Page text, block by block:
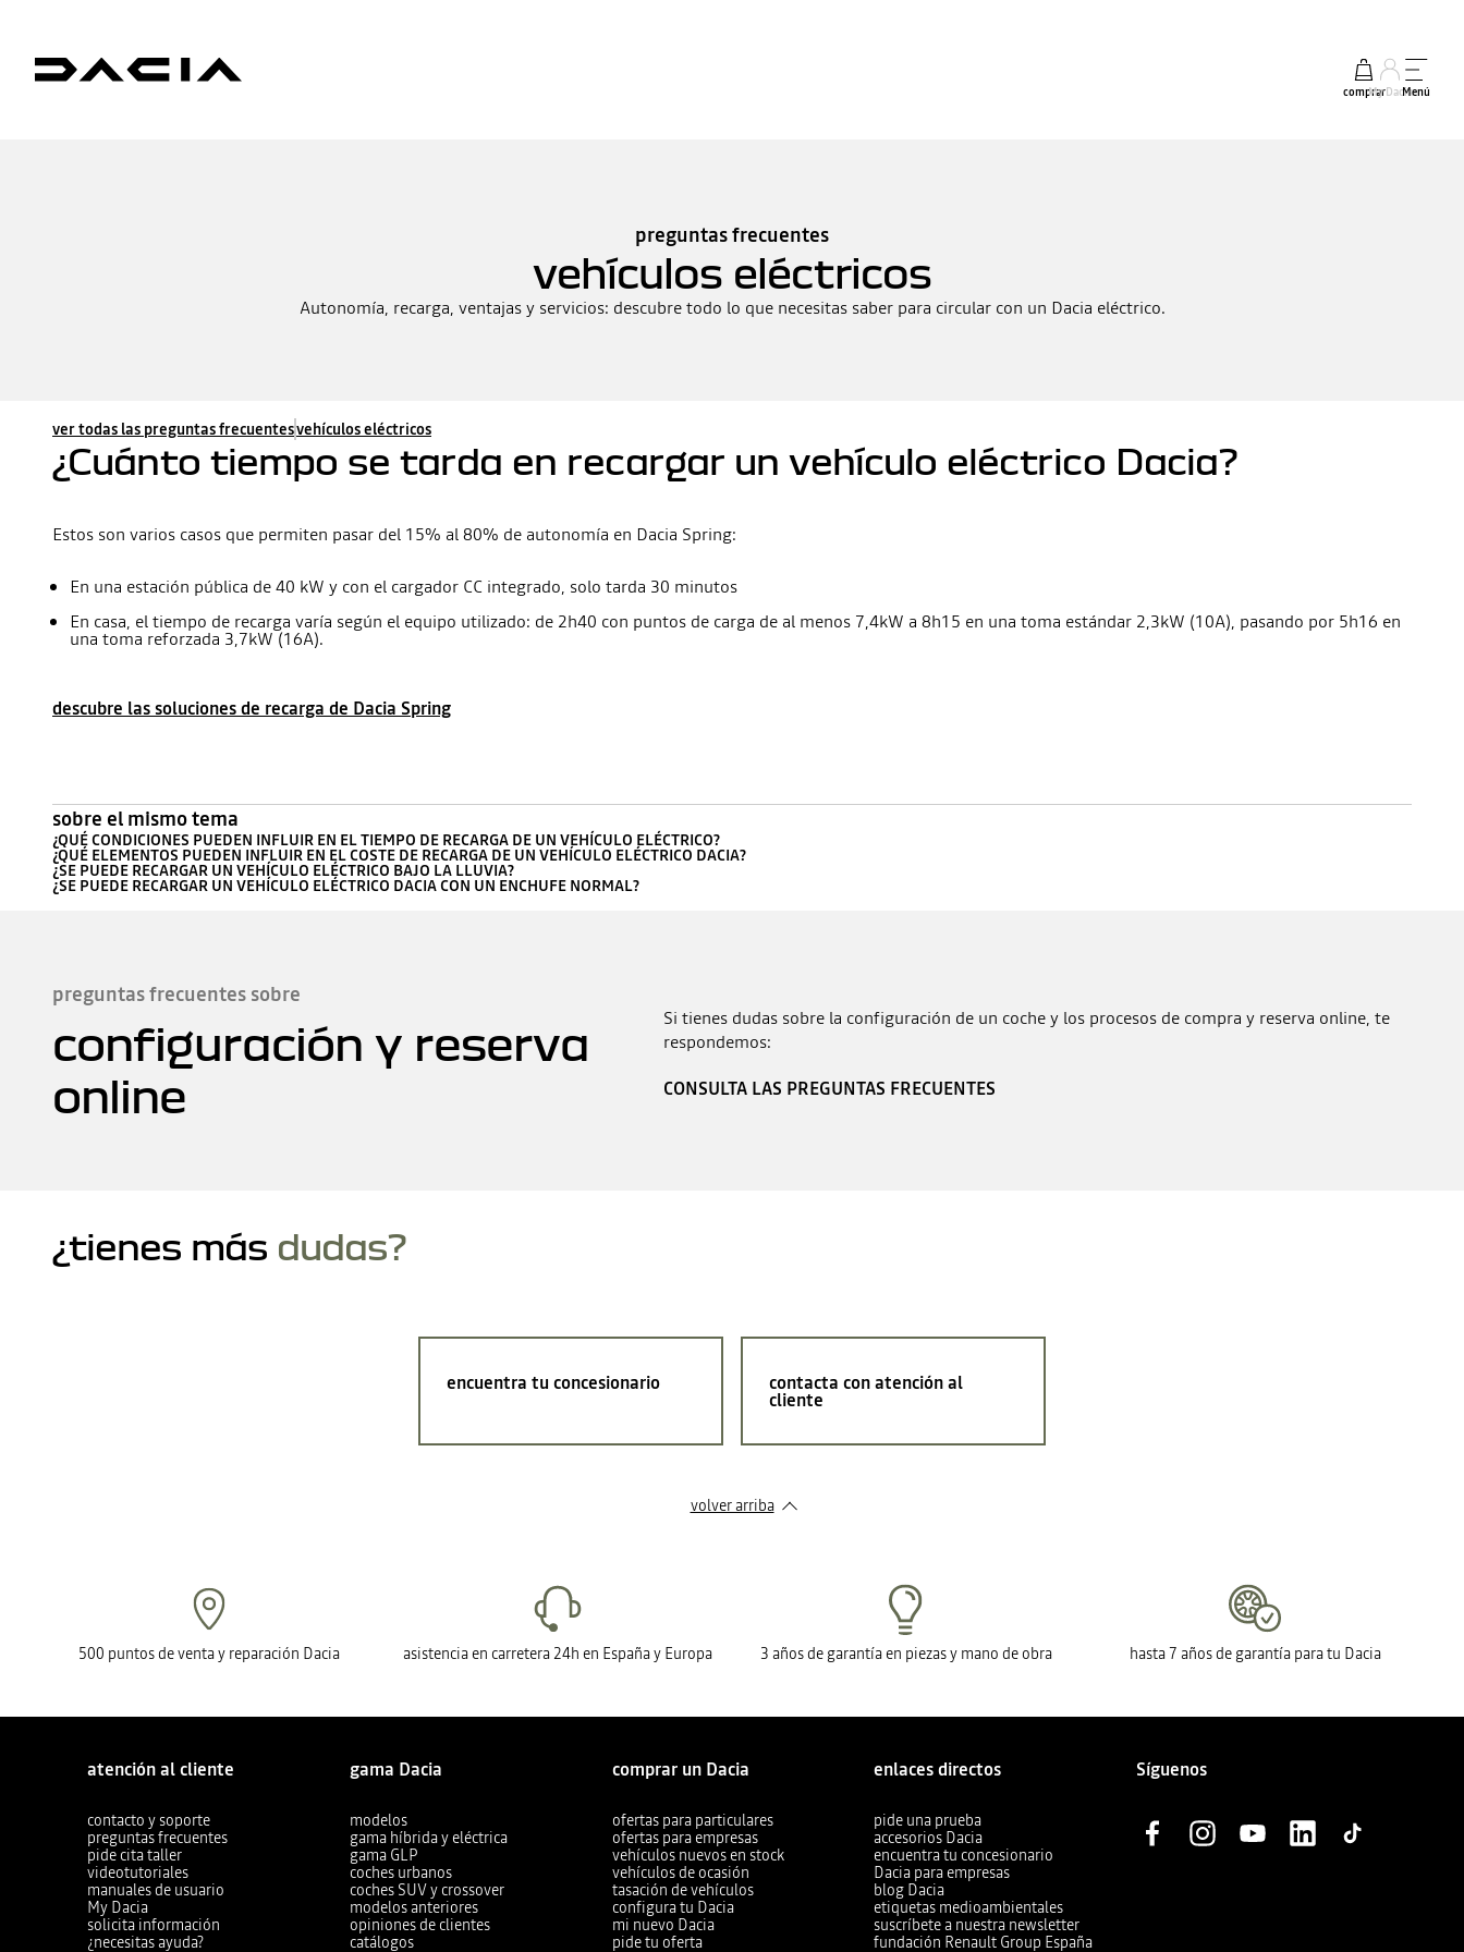
comprarMy DaciaMenú
preguntas frecuentes
vehículos eléctricos
Autonomía, recarga, ventajas y servicios: descubre todo lo que necesitas saber para circular con un Dacia eléctrico.
ver todas las preguntas frecuentesvehículos eléctricos
¿Cuánto tiempo se tarda en recargar un vehículo eléctrico Dacia?
Estos son varios casos que permiten pasar del 15% al 80% de autonomía en Dacia Spring:
En una estación pública de 40 kW y con el cargador CC integrado, solo tarda 30 minutos
En casa, el tiempo de recarga varía según el equipo utilizado: de 2h40 con puntos de carga de al menos 7,4kW a 8h15 en una toma estándar 2,3kW (10A), pasando por 5h16 en
una toma reforzada 3,7kW (16A).
descubre las soluciones de recarga de Dacia Spring
sobre el mismo tema
¿QUÉ CONDICIONES PUEDEN INFLUIR EN EL TIEMPO DE RECARGA DE UN VEHÍCULO ELÉCTRICO?
¿QUÉ ELEMENTOS PUEDEN INFLUIR EN EL COSTE DE RECARGA DE UN VEHÍCULO ELÉCTRICO DACIA?
¿SE PUEDE RECARGAR UN VEHÍCULO ELÉCTRICO BAJO LA LLUVIA?
¿SE PUEDE RECARGAR UN VEHÍCULO ELÉCTRICO DACIA CON UN ENCHUFE NORMAL?
preguntas frecuentes sobre
configuración y reserva
online
Si tienes dudas sobre la configuración de un coche y los procesos de compra y reserva online, te
respondemos:
CONSULTA LAS PREGUNTAS FRECUENTES
¿tienes más dudas?
encuentra tu concesionario contacta con atención al
cliente
volver arriba
500 puntos de venta y reparación Dacia asistencia en carretera 24h en España y Europa 3 años de garantía en piezas y mano de obra hasta 7 años de garantía para tu Dacia
atención al cliente
contacto y soporte
preguntas frecuentes
pide cita taller
videotutoriales
manuales de usuario
My Dacia
solicita información
¿necesitas ayuda?
gama Dacia
modelos
gama híbrida y eléctrica
gama GLP
coches urbanos
coches SUV y crossover
modelos anteriores
opiniones de clientes
catálogos
comprar un Dacia
ofertas para particulares
ofertas para empresas
vehículos nuevos en stock
vehículos de ocasión
tasación de vehículos
configura tu Dacia
mi nuevo Dacia
pide tu oferta
enlaces directos
pide una prueba
accesorios Dacia
encuentra tu concesionario
Dacia para empresas
blog Dacia
etiquetas medioambientales
suscríbete a nuestra newsletter
fundación Renault Group España
Síguenos